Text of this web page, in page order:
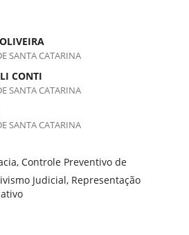
SANTA CATARINA
CONTI
SANTA CATARINA
SANTA CATARINA
Controle Preventivo de
Judicial, Representação